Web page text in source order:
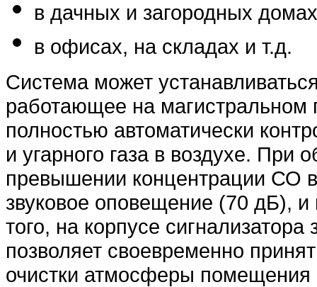
в дачных и загородных
в офисах, на складах и т.д.
Система может
работающее на магистральном
полностью автоматически
и угарного газа в воздухе. При
превышении концентрации СО в
звуковое оповещение (70 дБ), и
того, на корпусе
позволяет своевременно
очистки атмосферы